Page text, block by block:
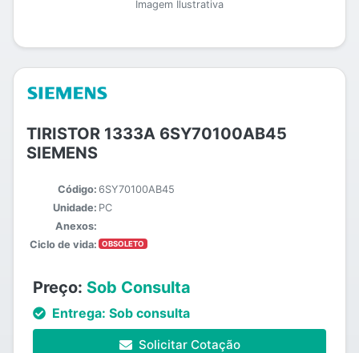
Imagem Ilustrativa
TIRISTOR 1333A 6SY70100AB45
SIEMENS
Código: 6SY70100AB45
Unidade: PC
Anexos:
Ciclo de vida:
OBSOLETO
Preço: Sob Consulta
Entrega: Sob consulta
Solicitar Cotação